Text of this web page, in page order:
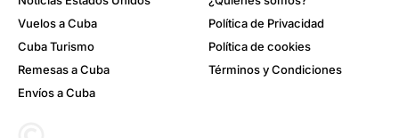
Vuelos a Cuba
Cuba Turismo
Remesas a Cuba
Envíos a Cuba
Política de Privacidad
Política de cookies
Términos y Condiciones